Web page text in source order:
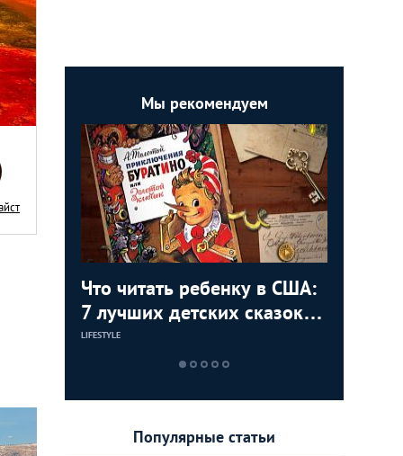
Мы рекомендуем
Что читать ребенку в США:
7 лучших детских сказок
на русском языке
LIFESTYLE
Популярные статьи